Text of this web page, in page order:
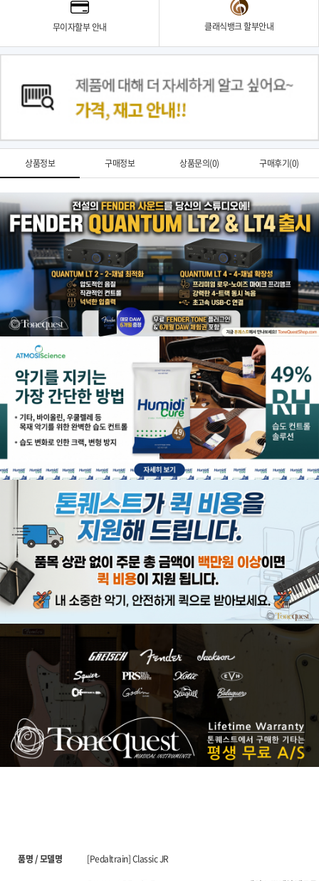
무이자할부 안내 클래식뱅크 할부안내
상품정보 구매정보 상품문의(0) 구매후기(0)
품명 / 모델명 [Pedaltrain] Classic JR